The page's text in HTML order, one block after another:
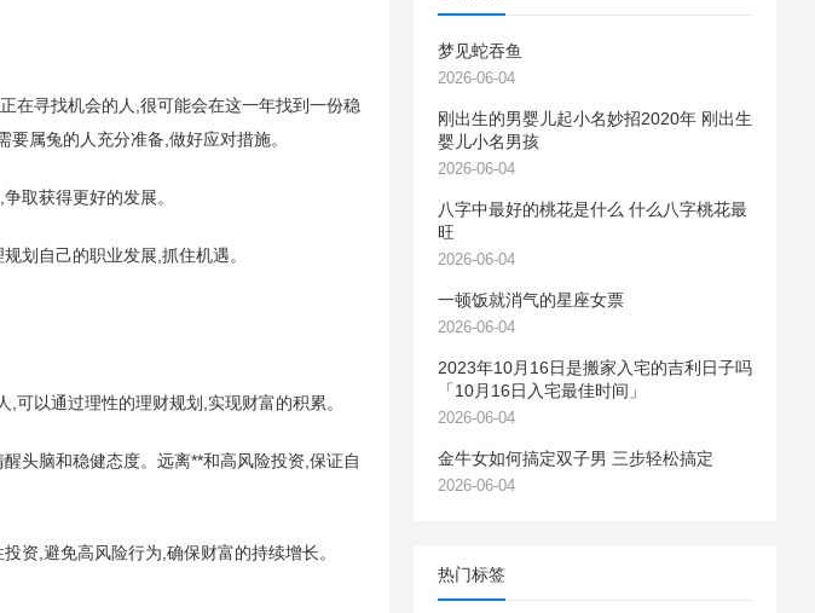
在寻找机会的人,很可能会在这一年找到一份稳
属兔的人充分准备,做好应对措施。
取获得更好的发展。
划自己的职业发展,抓住机遇。
可以通过理性的理财规划,实现财富的积累。
头脑和稳健态度。远离**和高风险投资,保证自
资,避免高风险行为,确保财富的持续增长。
梦见蛇吞鱼
2026-06-04
刚出生的男婴儿起小名妙招2020年 刚出生
婴儿小名男孩
2026-06-04
八字中最好的桃花是什么 什么八字桃花最
旺
2026-06-04
一顿饭就消气的星座女票
2026-06-04
2023年10月16日是搬家入宅的吉利日子吗
「10月16日入宅最佳时间」
2026-06-04
金牛女如何搞定双子男 三步轻松搞定
2026-06-04
热门标签